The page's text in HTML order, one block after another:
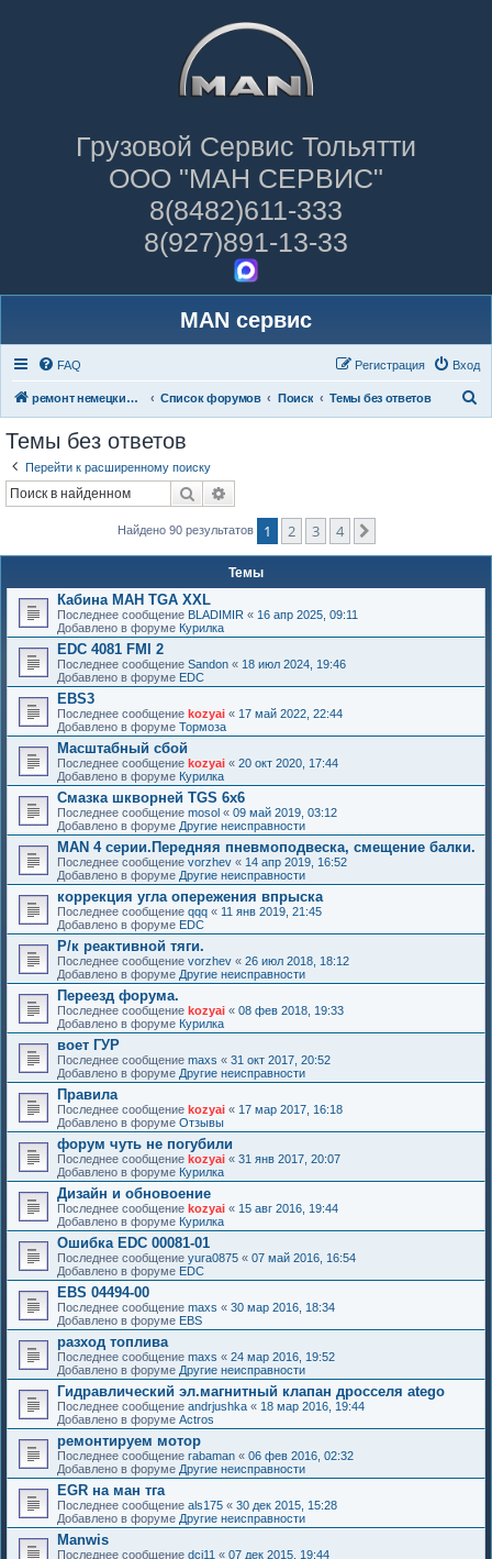
Грузовой Сервис Тольятти
ООО "МАН СЕРВИС"
8(8482)611-333
8(927)891-13-33
MAN сервис
FAQ Вход
Регистрация
ремонт немецких грузовиков Список форумов Поиск Темы без ответов
Темы без ответов
Перейти к расширенному поиску
Поиск
Найдено 90 результатов 1 2 3 4
Темы
Кабина МАН TGA XXL
Последнее сообщение BLADIMIR « 16 апр 2025, 09:11
Добавлено в форуме Курилка
EDC 4081 FMI 2
Последнее сообщение Sandon « 18 июл 2024, 19:46
Добавлено в форуме EDC
EBS3
Последнее сообщение kozyai « 17 май 2022, 22:44
Добавлено в форуме Тормоза
Масштабный сбой
Последнее сообщение kozyai « 20 окт 2020, 17:44
Добавлено в форуме Курилка
Смазка шкворней TGS 6х6
Последнее сообщение mosol « 09 май 2019, 03:12
Добавлено в форуме Другие неисправности
MAN 4 серии.Передняя пневмоподвеска, смещение балки.
Последнее сообщение vorzhev « 14 апр 2019, 16:52
Добавлено в форуме Другие неисправности
коррекция угла опережения впрыска
Последнее сообщение qqq « 11 янв 2019, 21:45
Добавлено в форуме EDC
Р/к реактивной тяги.
Последнее сообщение vorzhev « 26 июл 2018, 18:12
Добавлено в форуме Другие неисправности
Переезд форума.
Последнее сообщение kozyai « 08 фев 2018, 19:33
Добавлено в форуме Курилка
воет ГУР
Последнее сообщение maxs « 31 окт 2017, 20:52
Добавлено в форуме Другие неисправности
Правила
Последнее сообщение kozyai « 17 мар 2017, 16:18
Добавлено в форуме Отзывы
форум чуть не погубили
Последнее сообщение kozyai « 31 янв 2017, 20:07
Добавлено в форуме Курилка
Дизайн и обновоение
Последнее сообщение kozyai « 15 авг 2016, 19:44
Добавлено в форуме Курилка
Ошибка EDC 00081-01
Последнее сообщение yura0875 « 07 май 2016, 16:54
Добавлено в форуме EDC
EBS 04494-00
Последнее сообщение maxs « 30 мар 2016, 18:34
Добавлено в форуме EBS
разход топлива
Последнее сообщение maxs « 24 мар 2016, 19:52
Добавлено в форуме Другие неисправности
Гидравлический эл.магнитный клапан дросселя atego
Последнее сообщение andrjushka « 18 мар 2016, 19:44
Добавлено в форуме Actros
ремонтируем мотор
Последнее сообщение rabaman « 06 фев 2016, 02:32
Добавлено в форуме Другие неисправности
EGR на ман тга
Последнее сообщение als175 « 30 дек 2015, 15:28
Добавлено в форуме Другие неисправности
Manwis
Последнее сообщение dci11 « 07 дек 2015, 19:44